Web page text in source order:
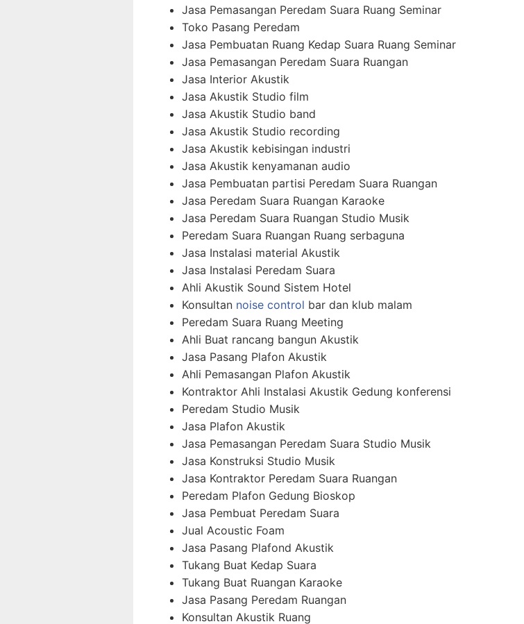
Jasa Pemasangan Peredam Suara Ruang Seminar
Toko Pasang Peredam
Jasa Pembuatan Ruang Kedap Suara Ruang Seminar
Jasa Pemasangan Peredam Suara Ruangan
Jasa Interior Akustik
Jasa Akustik Studio film
Jasa Akustik Studio band
Jasa Akustik Studio recording
Jasa Akustik kebisingan industri
Jasa Akustik kenyamanan audio
Jasa Pembuatan partisi Peredam Suara Ruangan
Jasa Peredam Suara Ruangan Karaoke
Jasa Peredam Suara Ruangan Studio Musik
Peredam Suara Ruangan Ruang serbaguna
Jasa Instalasi material Akustik
Jasa Instalasi Peredam Suara
Ahli Akustik Sound Sistem Hotel
Konsultan noise control bar dan klub malam
Peredam Suara Ruang Meeting
Ahli Buat rancang bangun Akustik
Jasa Pasang Plafon Akustik
Ahli Pemasangan Plafon Akustik
Kontraktor Ahli Instalasi Akustik Gedung konferensi
Peredam Studio Musik
Jasa Plafon Akustik
Jasa Pemasangan Peredam Suara Studio Musik
Jasa Konstruksi Studio Musik
Jasa Kontraktor Peredam Suara Ruangan
Peredam Plafon Gedung Bioskop
Jasa Pembuat Peredam Suara
Jual Acoustic Foam
Jasa Pasang Plafond Akustik
Tukang Buat Kedap Suara
Tukang Buat Ruangan Karaoke
Jasa Pasang Peredam Ruangan
Konsultan Akustik Ruang